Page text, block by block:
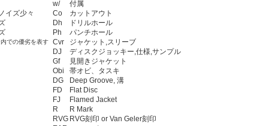
イズ少々
での優劣を表す
w/
付属
Co
カットアウト
Dh
ドリルホール
Ph
パンチホール
Cvr
ジャケット,スリーブ
DJ
ディスクジョッキー,仕様,サンプル
Gf
見開きジャケット
Obi
帯オビ、タスキ
DG
Deep Groove, 溝
FD
Flat Disc
FJ
Flamed Jacket
R
R Mark
RVG RVG刻印 or Van Geler刻印